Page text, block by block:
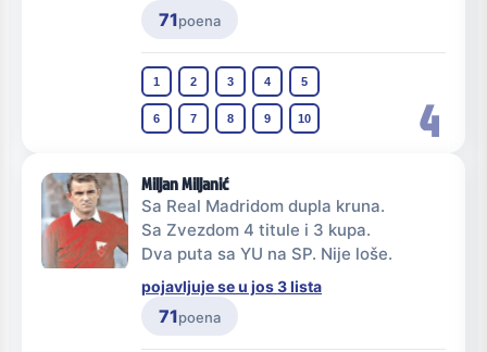
4
71poena
1 2 3 4 5
6 7 8 9 10
Miljan Miljanić
Sa Real Madridom dupla kruna.
Sa Zvezdom 4 titule i 3 kupa.
Dva puta sa YU na SP. Nije loše.
pojavljuje se u jos 3 lista
71poena